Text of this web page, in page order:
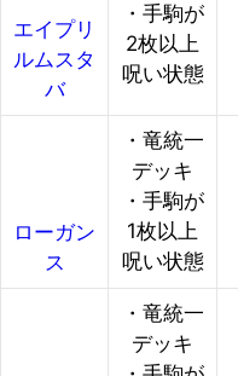
エイプリ
ルムスタ
バ
・手駒が
2枚以上
呪い状態
ローガン
ス
・竜統一
デッキ
・手駒が
1枚以上
呪い状態
・竜統一
デッキ